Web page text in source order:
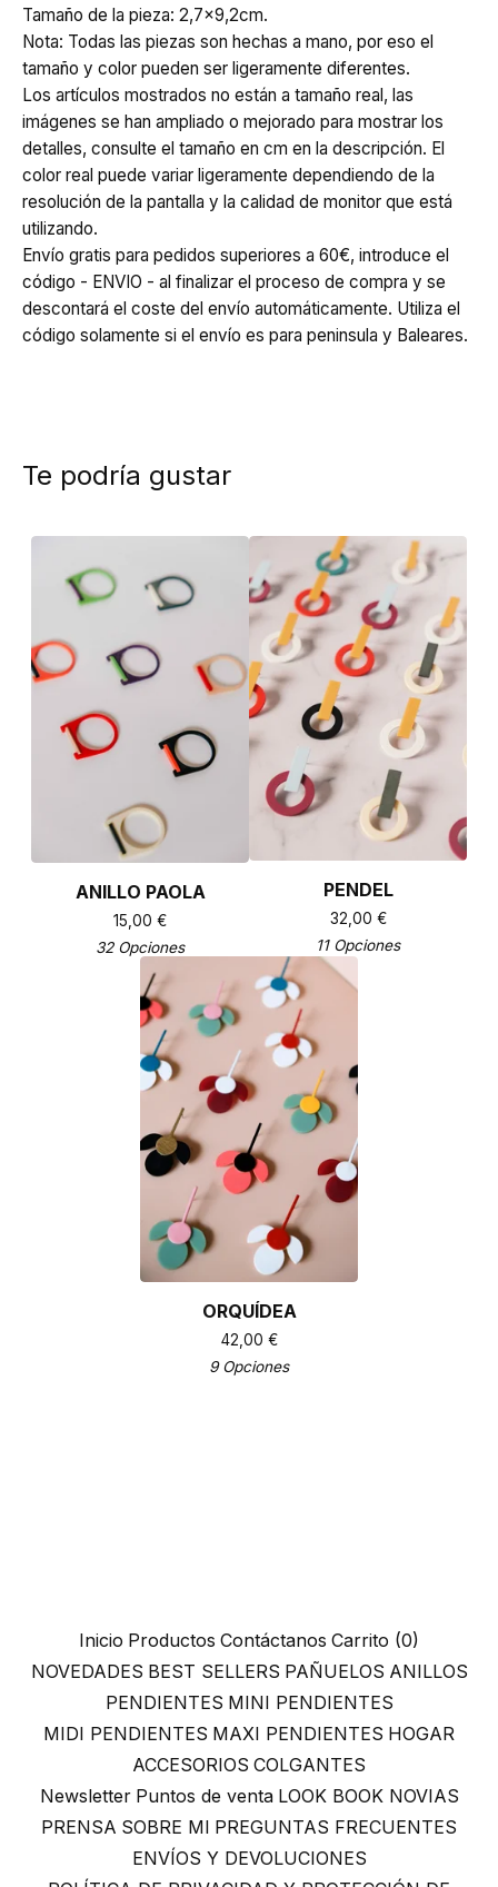
Tamaño de la pieza: 2,7x9,2cm.
Nota: Todas las piezas son hechas a mano, por eso el
tamaño y color pueden ser ligeramente diferentes.
Los artículos mostrados no están a tamaño real, las
imágenes se han ampliado o mejorado para mostrar los
detalles, consulte el tamaño en cm en la descripción. El
color real puede variar ligeramente dependiendo de la
resolución de la pantalla y la calidad de monitor que está
utilizando.
Envío gratis para pedidos superiores a 60€, introduce el
código - ENVIO - al finalizar el proceso de compra y se
descontará el coste del envío automáticamente. Utiliza el
código solamente si el envío es para peninsula y Baleares.
Te podría gustar
ANILLO PAOLA
15,00 €
32 Opciones
PENDEL
32,00 €
11 Opciones
ORQUÍDEA
42,00 €
9 Opciones
Inicio Productos Contáctanos Carrito (0)
NOVEDADES BEST SELLERS PAÑUELOS ANILLOS
PENDIENTES MINI PENDIENTES
MIDI PENDIENTES MAXI PENDIENTES HOGAR
ACCESORIOS COLGANTES
Newsletter Puntos de venta LOOK BOOK NOVIAS
PRENSA SOBRE MI PREGUNTAS FRECUENTES
ENVÍOS Y DEVOLUCIONES